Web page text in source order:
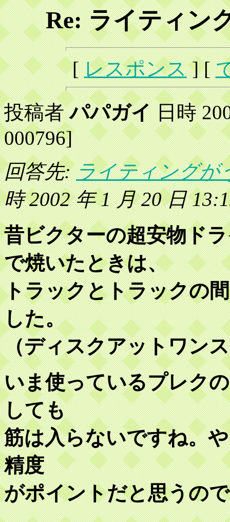
Re: ライティン
[レスポンス] [
投稿者パパガイ日時
000796]
回答先:ライティングが
時 2002 年 1 月 20 日
昔ビクターの超安物ド
で焼いたときは、
トラックとトラックの
した。
（ディスクアットワン
いま使っているプレク
しても
筋は入らないですね。
精度
がポイントだと思うの